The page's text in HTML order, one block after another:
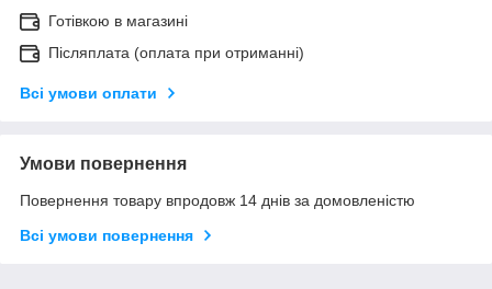
Готівкою в магазині
Післяплата (оплата при отриманні)
Всі умови оплати
Умови повернення
Повернення товару впродовж 14 днів за домовленістю
Всі умови повернення